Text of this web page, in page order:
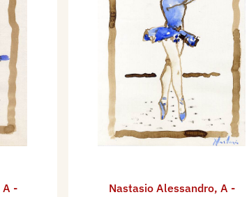
A -
Nastasio Alessandro, A -